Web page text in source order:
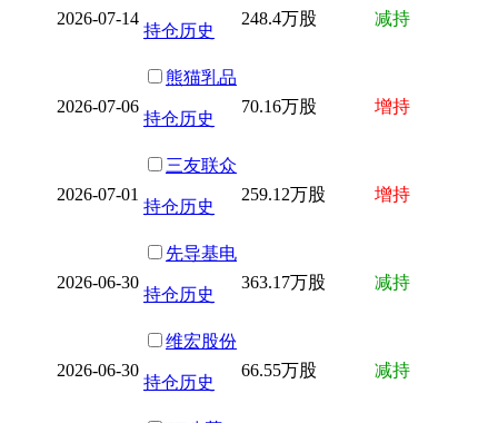
2026-07-14
持仓历史
248.4万股 减持
2026-07-06
熊猫乳品
持仓历史
70.16万股 增持
2026-07-01
三友联众
持仓历史
259.12万股 增持
2026-06-30
先导基电
持仓历史
363.17万股 减持
2026-06-30
维宏股份
持仓历史
66.55万股 减持